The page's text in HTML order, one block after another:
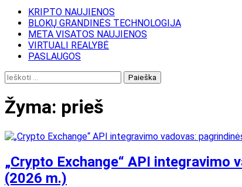
KRIPTO NAUJIENOS
BLOKŲ GRANDINĖS TECHNOLOGIJA
META VISATOS NAUJIENOS
VIRTUALI REALYBĖ
PASLAUGOS
Ieškoti:
Žyma: prieš
„Crypto Exchange“ API
(2026 m.)